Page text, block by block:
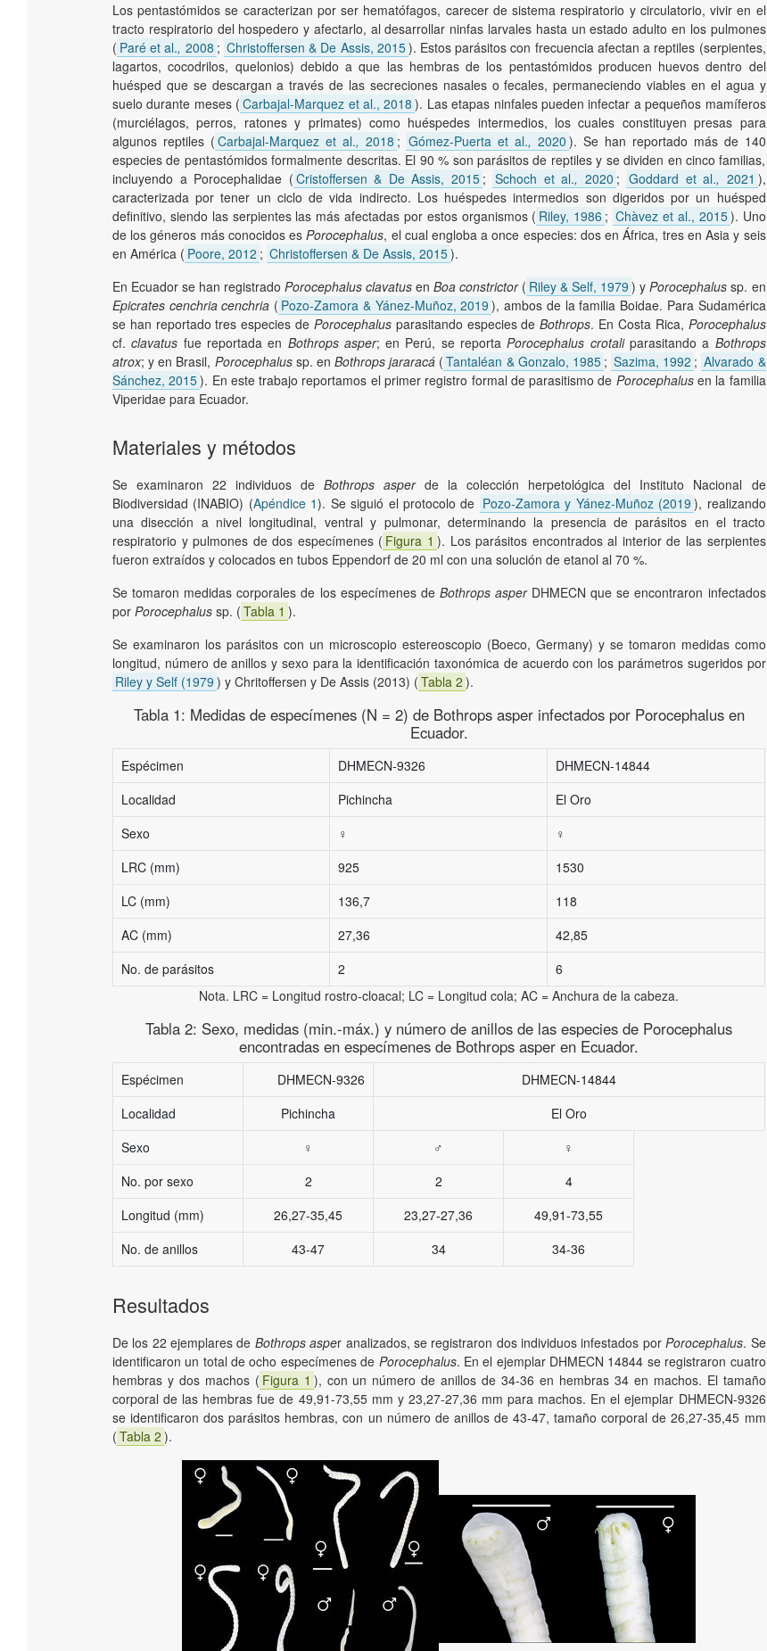
Los pentastómidos se caracterizan por ser hematófagos, carecer de sistema respiratorio y circulatorio, vivir en el
tracto respiratorio del hospedero y afectarlo, al desarrollar ninfas larvales hasta un estado adulto en los pulmones
( Paré et al., 2008 ; Christoffersen & De Assis, 2015). Estos parásitos con frecuencia afectan a reptiles (serpientes,
lagartos, cocodrilos, quelonios) debido a que las hembras de los pentastómidos producen huevos dentro del
huésped que se descargan a través de las secreciones nasales o fecales, permaneciendo viables en el agua y
suelo durante meses ( Carbajal-Marquez et al., 2018 ). Las etapas ninfales pueden infectar a pequeños mamíferos
(murciélagos, perros, ratones y primates) como huéspedes intermedios, los cuales constituyen presas para
algunos reptiles ( Carbajal-Marquez et al., 2018 ; Gómez-Puerta et al., 2020 ). Se han reportado más de 140
especies de pentastómidos formalmente descritas. El 90 % son parásitos de reptiles y se dividen en cinco familias,
incluyendo a Porocephalidae ( Cristoffersen & De Assis, 2015 ; Schoch et al., 2020 ; Goddard et al., 2021 ),
caracterizada por tener un ciclo de vida indirecto. Los huéspedes intermedios son digeridos por un huésped
definitivo, siendo las serpientes las más afectadas por estos organismos ( Riley, 1986 ; Chàvez et al., 2015). Uno
de los géneros más conocidos esPorocephalus, el cual engloba a once especies: dos en África, tres en Asia y seis
en América ( Poore, 2012 ; Christoffersen & De Assis, 2015).
En Ecuador se han registradoPorocephalus clavatus enBoa constrictor( Riley & Self, 1979 ) yPorocephalus sp. en
Epicrates cenchria cenchria ( Pozo-Zamora & Yánez-Muñoz, 2019 ), ambos de la familia Boidae. Para Sudamérica
se han reportado tres especies de Porocephalusparasitando especies deBothrops. En Costa Rica, Porocephalus
cf.clavatus fue reportada en Bothrops asper; en Perú, se reportaPorocephalus crotaliparasitando a Bothrops
atrox; y en Brasil, Porocephalussp. enBothrops jararacá ( Tantaléan & Gonzalo, 1985 ; Sazima, 1992 ; Alvarado &
Sánchez, 2015). En este trabajo reportamos el primer registro formal de parasitismo de Porocephalusen la familia
Viperidae para Ecuador.
Materiales y métodos
Se examinaron 22 individuos deBothrops asperde la colección herpetológica del Instituto Nacional de
Biodiversidad (INABIO) (Apéndice 1). Se siguió el protocolo de Pozo-Zamora y Yánez-Muñoz (2019 ), realizando
una disección a nivel longitudinal, ventral y pulmonar, determinando la presencia de parásitos en el tracto
respiratorio y pulmones de dos especímenes ( Figura 1 ). Los parásitos encontrados al interior de las serpientes
fueron extraídos y colocados en tubos Eppendorf de 20 ml con una solución de etanol al 70 %.
Se tomaron medidas corporales de los especímenes de Bothrops asperDHMECN que se encontraron infectados
por Porocephalus sp. ( Tabla 1 ).
Se examinaron los parásitos con un microscopio estereoscopio (Boeco, Germany) y se tomaron medidas como
longitud, número de anillos y sexo para la identificación taxonómica de acuerdo con los parámetros sugeridos por
Riley y Self (1979 ) y Chritoffersen y De Assis (2013) ( Tabla 2 ).
Tabla 1: Medidas de especímenes (N = 2) de Bothrops asper infectados por Porocephalus en
Ecuador.
Espécimen DHMECN-9326
DHMECN-14844
Localidad
Pichincha
El Oro
Sexo
♀
♀
LRC (mm)
925
1530
LC (mm)
136,7
118
AC (mm)
27,36
42,85
No. de parásitos
2
6
Nota. LRC = Longitud rostro-cloacal; LC = Longitud cola; AC = Anchura de la cabeza.
Tabla 2: Sexo, medidas (min.-máx.) y número de anillos de las especies de Porocephalus
encontradas en especímenes de Bothrops asper en Ecuador.
Espécimen DHMECN-9326
DHMECN-14844
Localidad
Pichincha
El Oro
Sexo
♀ ♂
♀
No. por sexo
2 2
4
Longitud (mm)
26,27-35,45 23,27-27,36
49,91-73,55
No. de anillos
43-47 34 34-36
Resultados
De los 22 ejemplares de Bothrops asper analizados, se registraron dos individuos infestados porPorocephalus. Se
identificaron un total de ocho especímenes de Porocephalus. En el ejemplar DHMECN 14844 se registraron cuatro
hembras y dos machos ( Figura 1 ), con un número de anillos de 34-36 en hembras 34 en machos. El tamaño
corporal de las hembras fue de 49,91-73,55 mm y 23,27-27,36 mm para machos. En el ejemplar DHMECN-9326
se identificaron dos parásitos hembras, con un número de anillos de 43-47, tamaño corporal de 26,27-35,45 mm
( Tabla 2 ).